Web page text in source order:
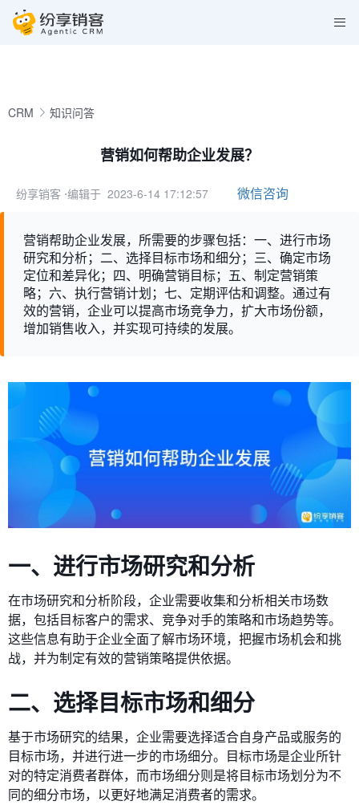
CRM 知识问答
营销如何帮助企业发展？
纷享销客 ⋅编辑于 2023-6-14 17:12:57 微信咨询
营销帮助企业发展，所需要的步骤包括：一、进行市场
研究和分析；二、选择目标市场和细分；三、确定市场
定位和差异化；四、明确营销目标；五、制定营销策
略；六、执行营销计划；七、定期评估和调整。通过有
效的营销，企业可以提高市场竞争力，扩大市场份额，
增加销售收入，并实现可持续的发展。
一、进行市场研究和分析
在市场研究和分析阶段，企业需要收集和分析相关市场数
据，包括目标客户的需求、竞争对手的策略和市场趋势等。
这些信息有助于企业全面了解市场环境，把握市场机会和挑
战，并为制定有效的营销策略提供依据。
二、选择目标市场和细分
基于市场研究的结果，企业需要选择适合自身产品或服务的
目标市场，并进行进一步的市场细分。目标市场是企业所针
对的特定消费者群体，而市场细分则是将目标市场划分为不
同的细分市场，以更好地满足消费者的需求。